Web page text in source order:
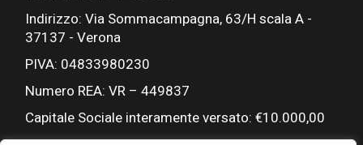
Indirizzo: Via Sommacampagna, 63/H scala A -
37137 - Verona
PIVA: 04833980230
Numero REA: VR – 449837
Capitale Sociale interamente versato: €10.000,00